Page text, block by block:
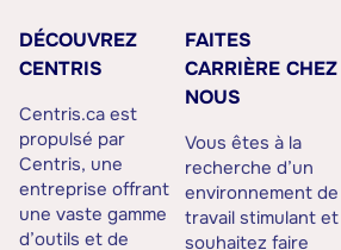
DÉCOUVREZ
CENTRIS
Centris.ca est
propulsé par
Centris, une
entreprise offrant
une vaste gamme
d’outils et de
FAITES
CARRIÈRE CHEZ
NOUS
Vous êtes à la
recherche d’un
environnement de
travail stimulant et
souhaitez faire